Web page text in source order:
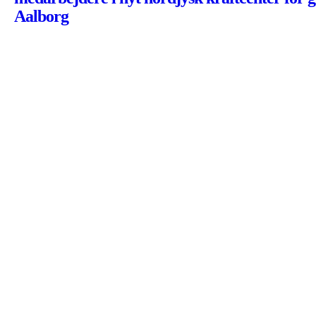
Aalborg